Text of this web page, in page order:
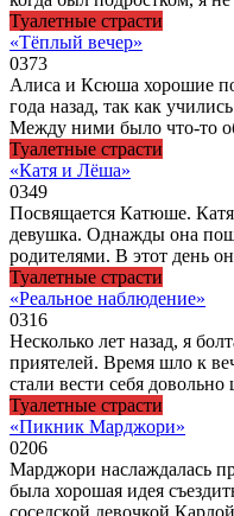
Туалетные страсти
«Тёплый вечер»
0373
Алиса и Ксюша хорошие
года назад, так как
Между ними было что-то
Туалетные страсти
«Катя и Лёша»
0349
Посвящается Катюше. Катя
девушка. Однажды она
родителями. В этот день
Туалетные страсти
«Реальное наблюдение»
0316
Несколько лет назад, я
приятелей. Время шло к
стали вести себя
Туалетные страсти
«Пикник Марджори»
0206
Марджори наслаждалась
была хорошая идея
соседской девочкой